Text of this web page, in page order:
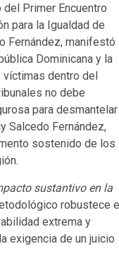
Primer Encuentro
para la Igualdad de
Fernández, manifestó
Dominicana y la
dentro del
no debe
para desmantelar
Salcedo Fernández,
sostenido de los
sustantivo en la
robustece
extrema y
exigencia de un juicio